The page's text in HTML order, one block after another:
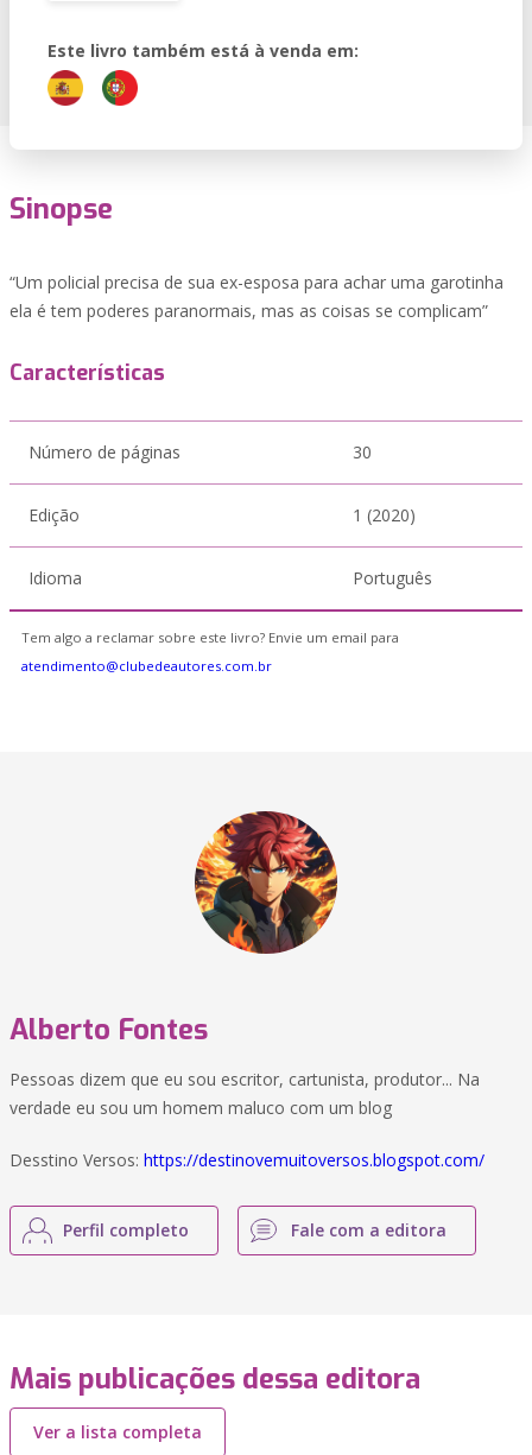
Este livro também está à venda em:
Sinopse
“Um policial precisa de sua ex-esposa para achar uma garotinha
ela é tem poderes paranormais, mas as coisas se complicam”
Características
Número de páginas 30
Edição 1 (2020)
Idioma Português
Tem algo a reclamar sobre este livro? Envie um email para
atendimento@clubedeautores.com.br
Alberto Fontes
Pessoas dizem que eu sou escritor, cartunista, produtor... Na
verdade eu sou um homem maluco com um blog
Desstino Versos: https://destinovemuitoversos.blogspot.com/
Perfil completo Fale com a editora
Mais publicações dessa editora
Ver a lista completa